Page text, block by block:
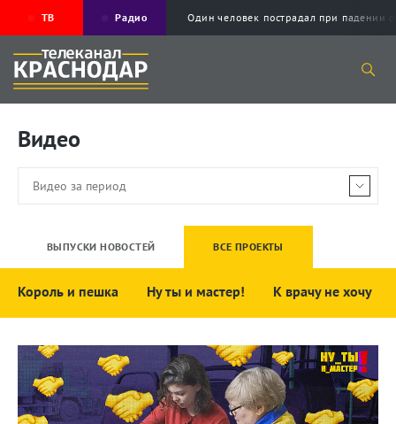
ТВ Радио Один человек пострадал при
Видео
ВЫПУСКИ НОВОСТЕЙ ВСЕ ПРОЕКТЫ
Король и пешка Ну ты и мастер! К врачу не хочу